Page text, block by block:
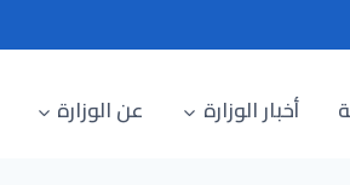
أخبار الوزارة عن الوزارة